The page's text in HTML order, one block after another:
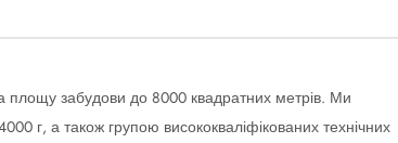
площу забудови до 8000 квадратних метрів. Ми
г, а також групою висококваліфікованих технічних